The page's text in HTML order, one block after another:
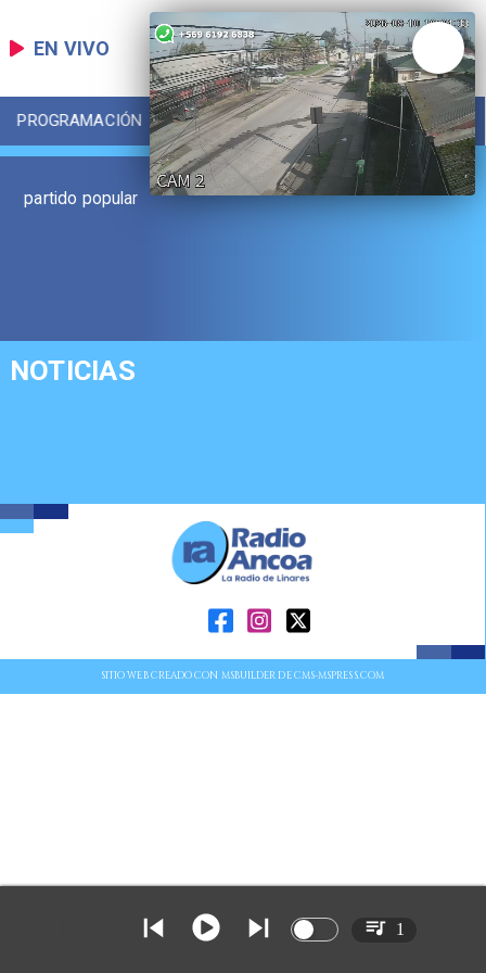
EN VIVO
PROGRAMACIÓN LOCAL DEPORTES
partido popular
NOTICIAS
SITIO WEB CREADO CON MSBUILDER DE CMS-MSPRESS.COM
1